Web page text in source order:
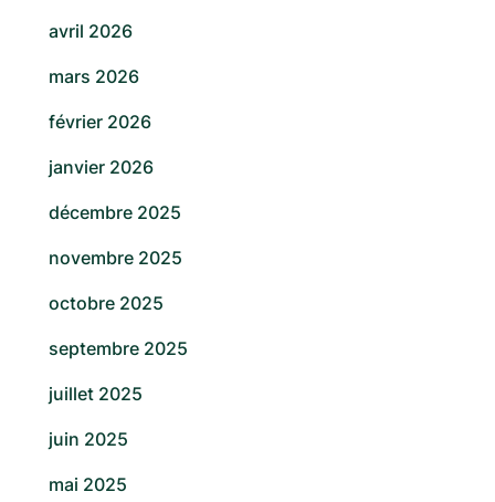
avril 2026
mars 2026
février 2026
janvier 2026
décembre 2025
novembre 2025
octobre 2025
septembre 2025
juillet 2025
juin 2025
mai 2025